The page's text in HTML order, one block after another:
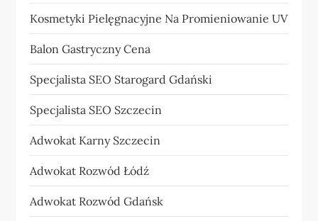
Kosmetyki Pielęgnacyjne Na Promieniowanie UV
Balon Gastryczny Cena
Specjalista SEO Starogard Gdański
Specjalista SEO Szczecin
Adwokat Karny Szczecin
Adwokat Rozwód Łódź
Adwokat Rozwód Gdańsk